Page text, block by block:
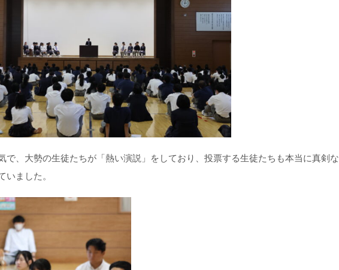
で、大勢の生徒たちが「熱い演説」をしており、投票する生徒たちも本当に真剣な
いました。